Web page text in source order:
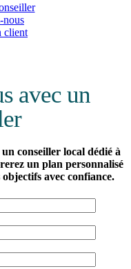
nous
client
avec un
conseiller local dédié à
un plan personnalisé
avec confiance.